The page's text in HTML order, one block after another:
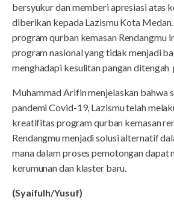
bersyukur dan memberi apresiasi atas
diberikan kepada Lazismu Kota
program qurban kemasan Rendangmu
program nasional yang tidak menjadi
menghadapi kesulitan pangan
Muhammad Arifin menjelaskan bahwa
pandemi Covid-19, Lazismu telah
kreatifitas program qurban kemasan
Rendangmu menjadi solusi alternatif
mana dalam proses pemotongan dapat
kerumunan dan klaster baru.
(Syaifulh/Yusuf)